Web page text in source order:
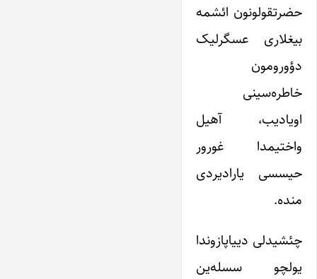
حضرتقولونون ائشمه
بیغلاری عسگرلیک
دؤورومون
خاطره‌سینی
اویادیب، آهیل
واختیمدا غورور
حیسسی یارادیردی
منده.
چئشیدلی دییاپازوندا
یولچو سسله‌ین